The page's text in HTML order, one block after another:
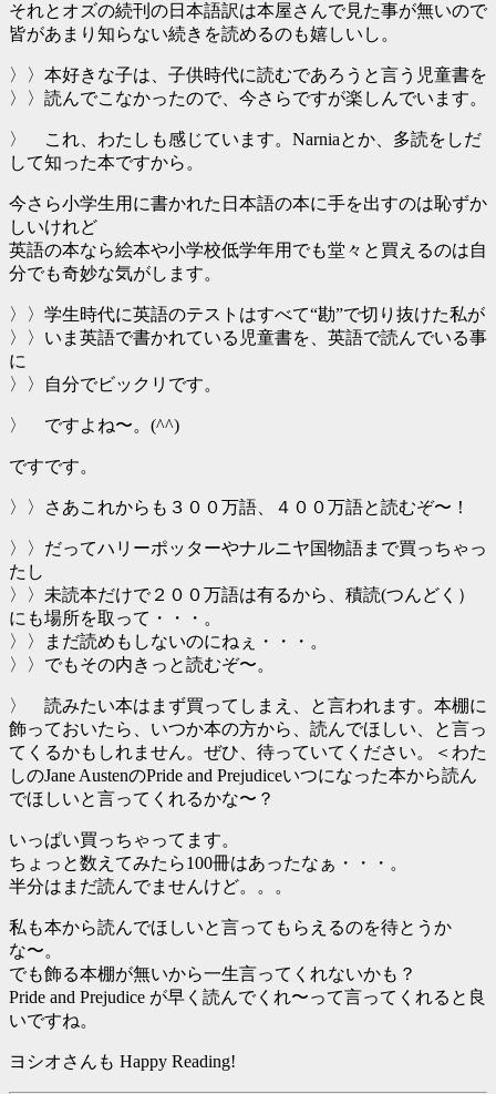
それとオズの続刊の日本語訳は本屋さんで見た事が無いので
皆があまり知らない続きを読めるのも嬉しいし。
〉〉本好きな子は、子供時代に読むであろうと言う児童書を
〉〉読んでこなかったので、今さらですが楽しんでいます。
〉 これ、わたしも感じています。Narniaとか、多読をしだ
して知った本ですから。
今さら小学生用に書かれた日本語の本に手を出すのは恥ずか
しいけれど
英語の本なら絵本や小学校低学年用でも堂々と買えるのは自
分でも奇妙な気がします。
〉〉学生時代に英語のテストはすべて“勘”で切り抜けた私が
〉〉いま英語で書かれている児童書を、英語で読んでいる事
に
〉〉自分でビックリです。
〉 ですよね〜。(^^)
ですです。
〉〉さあこれからも３００万語、４００万語と読むぞ〜！
〉〉だってハリーポッターやナルニヤ国物語まで買っちゃっ
たし
〉〉未読本だけで２００万語は有るから、積読(つんどく）
にも場所を取って・・・。
〉〉まだ読めもしないのにねぇ・・・。
〉〉でもその内きっと読むぞ〜。
〉 読みたい本はまず買ってしまえ、と言われます。本棚に
飾っておいたら、いつか本の方から、読んでほしい、と言っ
てくるかもしれません。ぜひ、待っていてください。＜わた
しのJane AustenのPride and Prejudiceいつになった本から読ん
でほしいと言ってくれるかな〜？
いっぱい買っちゃってます。
ちょっと数えてみたら100冊はあったなぁ・・・。
半分はまだ読んでませんけど。。。
私も本から読んでほしいと言ってもらえるのを待とうか
な〜。
でも飾る本棚が無いから一生言ってくれないかも？
Pride and Prejudice が早く読んでくれ〜って言ってくれると良
いですね。
ヨシオさんも Happy Reading!